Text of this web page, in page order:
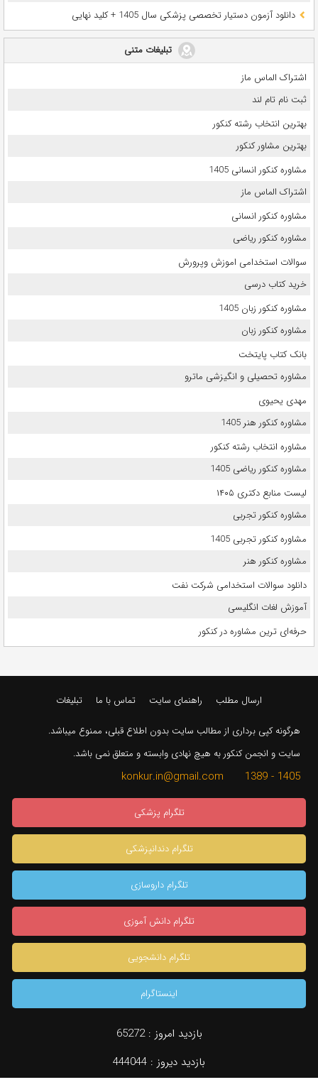
جستجو
دانلود آزمون دستیار تخصصی پزشکی سال 1405 + کلید نهایی
تبلیغات متنی
اشتراک الماس ماز
ثبت نام تام لند
بهترین انتخاب رشته کنکور
بهترین مشاور کنکور
مشاوره کنکور انسانی 1405
اشتراک الماس ماز
مشاوره کنکور انسانی
مشاوره کنکور ریاضی
سوالات استخدامی اموزش وپرورش
خرید کتاب درسی
مشاوره کنکور زبان 1405
مشاوره کنکور زبان
بانک کتاب پایتخت
مشاوره تحصیلی و انگیزشی ماترو
مهدی یحیوی
مشاوره کنکور هنر 1405
مشاوره انتخاب رشته کنکور
مشاوره کنکور ریاضی 1405
لیست منابع دکتری ۱۴۰۵
مشاوره کنکور تجربی
مشاوره کنکور تجربی 1405
مشاوره کنکور هنر
دانلود سوالات استخدامی شرکت نفت
آموزش لغات انگلیسی
حرفه‌ای ترین مشاوره در کنکور
ارسال مطلب راهنمای سایت تماس با ما تبلیغات
هرگونه کپی برداری از مطالب سایت بدون اطلاع قبلی، ممنوع میباشد.
سایت و انجمن کنکور به هیچ نهادی وابسته و متعلق نمی باشد.
1405 - 1389 konkur.in@gmail.com
تلگرام پزشکی
تلگرام دندانپزشکی
تلگرام داروسازی
تلگرام دانش آموزی
تلگرام دانشجویی
اینستاگرام
بازدید امروز :65272
بازدید دیروز : 444044